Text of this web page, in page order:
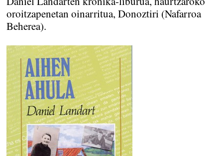
oroitzapenetan oinarritua, Donoztiri (Nafarroa
Beherea).